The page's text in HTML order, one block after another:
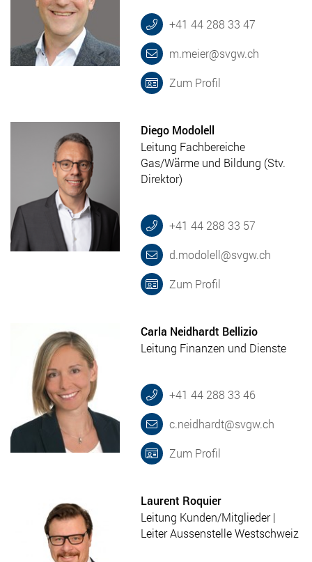
+41 44 288 33 47
m.meier@svgw.ch
Zum Profil
Diego Modolell
Leitung Fachbereiche
Gas/Wärme und Bildung (Stv.
Direktor)
+41 44 288 33 57
d.modolell@svgw.ch
Zum Profil
Carla Neidhardt Bellizio
Leitung Finanzen und Dienste
+41 44 288 33 46
c.neidhardt@svgw.ch
Zum Profil
Laurent Roquier
Leitung Kunden/Mitglieder |
Leiter Aussenstelle Westschweiz